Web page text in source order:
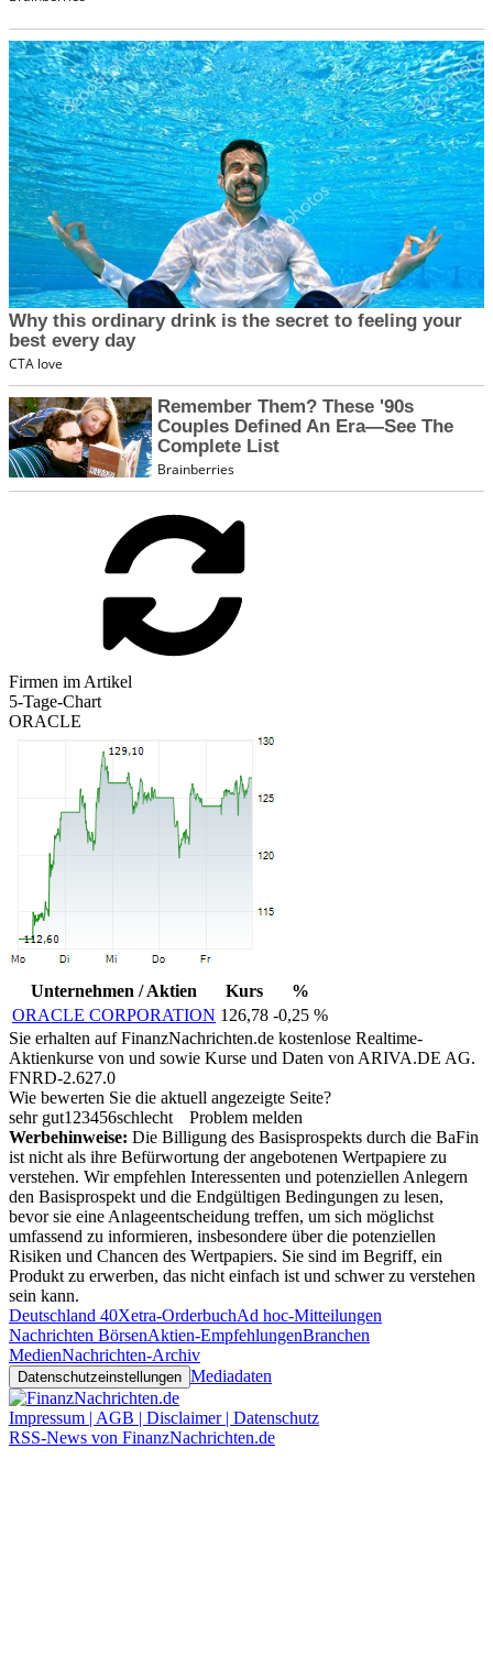
Firmen im Artikel
5-Tage-Chart
ORACLE
Unternehmen / Aktien Kurs
%
ORACLE CORPORATION 126,78 -0,25 %
Sie erhalten auf FinanzNachrichten.de kostenlose Realtime-
Aktienkurse von und sowie Kurse und Daten von ARIVA.DE AG.
FNRD-2.627.0
Wie bewerten Sie die aktuell angezeigte Seite?
sehr gut1 23456schlecht
Problem melden
Werbehinweise: Die Billigung des Basisprospekts durch die BaFin
ist nicht als ihre Befürwortung der angebotenen Wertpapiere zu
verstehen. Wir empfehlen Interessenten und potenziellen Anlegern
den Basisprospekt und die Endgültigen Bedingungen zu lesen,
bevor sie eine Anlageentscheidung treffen, um sich möglichst
umfassend zu informieren, insbesondere über die potenziellen
Risiken und Chancen des Wertpapiers. Sie sind im Begriff, ein
Produkt zu erwerben, das nicht einfach ist und schwer zu verstehen
sein kann.
Deutschland 40Xetra-OrderbuchAd hoc-Mitteilungen
Nachrichten BörsenAktien-EmpfehlungenBranchen
MedienNachrichten-Archiv
Datenschutzeinstellungen Mediadaten
Impressum | AGB | Disclaimer | Datenschutz
RSS-News von FinanzNachrichten.de